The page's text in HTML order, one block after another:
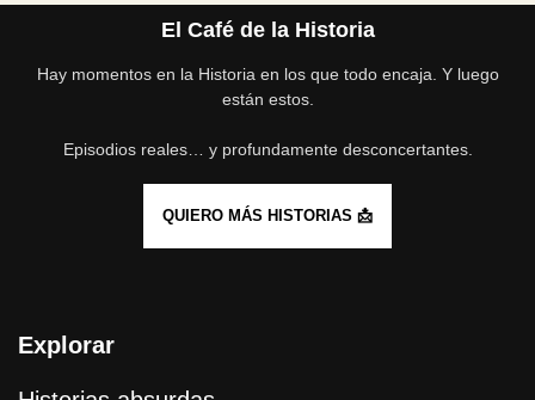
El Café de la Historia
Hay momentos en la Historia en los que todo encaja. Y luego
Episodios reales… y profundamente desconcertantes.